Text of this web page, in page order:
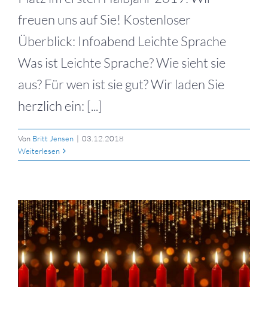
freuen uns auf Sie! Kostenloser
Überblick: Infoabend Leichte Sprache
Was ist Leichte Sprache? Wie sieht sie
aus? Für wen ist sie gut? Wir laden Sie
herzlich ein: [...]
Von Britt Jensen | 03.12.2018
Weiterlesen